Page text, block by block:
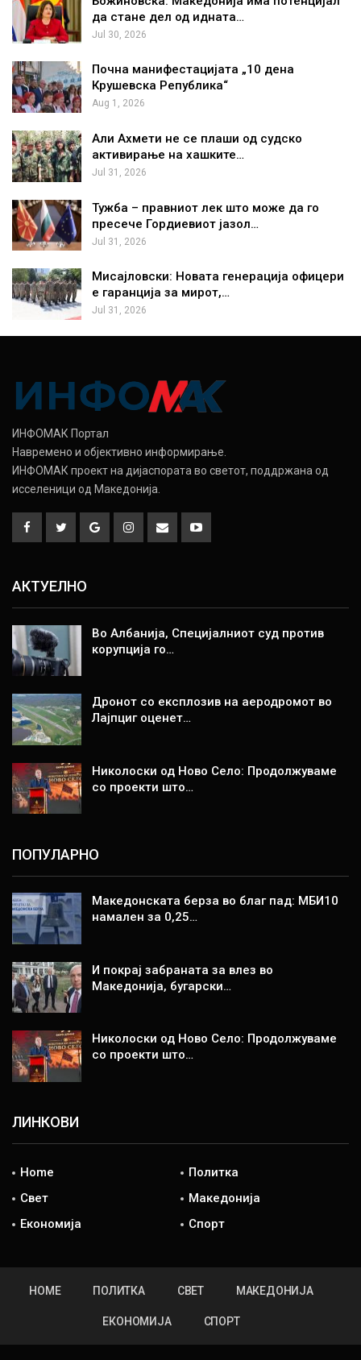
да стане дел од идната…
Jul 30, 2026
Почна манифестацијата „10 дена
Крушевска Република“
Aug 1, 2026
Али Ахмети не се плаши од судско
активирање на хашките…
Jul 31, 2026
Тужба – правниот лек што може да го
пресече Гордиевиот јазол…
Jul 31, 2026
Мисајловски: Новата генерација офицери
е гаранција за мирот,…
Jul 31, 2026
ИНФОМАК Портал
Навремено и објективно информирање.
ИНФОМАК проект на дијаспората во светот, поддржана од
исселеници од Македонија.
АКТУЕЛНО
Во Албанија, Специјалниот суд против
корупција го…
Дронот со експлозив на аеродромот во
Лајпциг оценет…
Николоски од Ново Село: Продолжуваме
со проекти што…
ПОПУЛАРНО
Македонската берза во благ пад: МБИ10
намален за 0,25…
И покрај забраната за влез во
Македонија, бугарски…
Николоски од Ново Село: Продолжуваме
со проекти што…
ЛИНКОВИ
Home
Политка
Свет
Македонија
Економија
Спорт
HOME ПОЛИТКА СВЕТ МАКЕДОНИЈА
ЕКОНОМИЈА СПОРТ